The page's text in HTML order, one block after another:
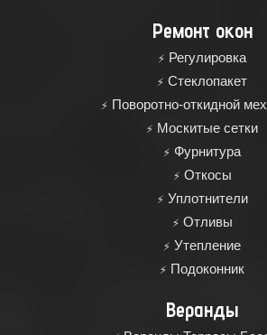
Ремонт окон
Регулировка
Cтеклопакет
Поворотно-откидной
Москитые сетки
Фурнитура
Откосы
Уплотнители
Отливы
Утепление
Подоконник
Веранды